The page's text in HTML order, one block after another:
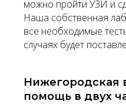
можно пройти УЗИ и
Наша собственная
все необходимые
случаях будет
Нижегородская
помощь в двух